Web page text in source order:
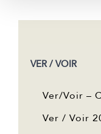
VER / VOIR
Ver/Voir –
Ver / Voir